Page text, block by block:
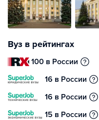
Вуз в рейтингах
100 в России
16 в России
16 в России
15 в России